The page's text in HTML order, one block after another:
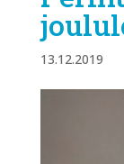
13.12.2019